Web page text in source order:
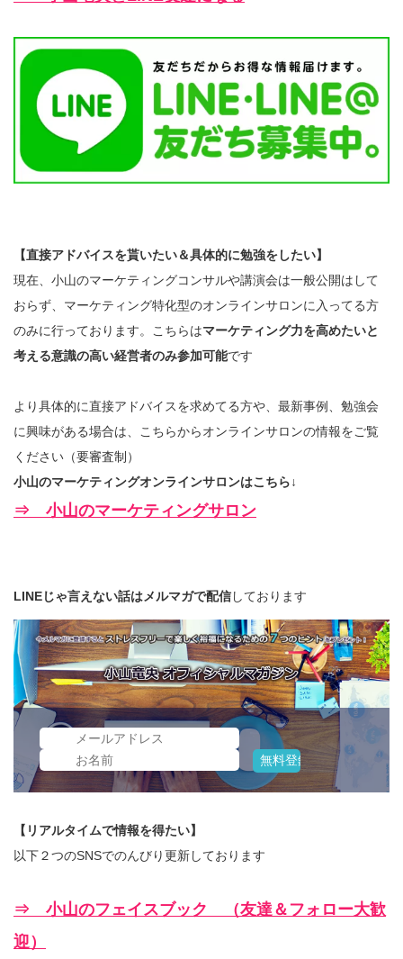
【直接アドバイスを貰いたい＆具体的に勉強をしたい】
現在、小山のマーケティングコンサルや講演会は一般公開はして
おらず、マーケティング特化型のオンラインサロンに入ってる方
のみに行っております。こちらはマーケティング力を高めたいと
考える意識の高い経営者のみ参加可能です
より具体的に直接アドバイスを求めてる方や、最新事例、勉強会
に興味がある場合は、こちらからオンラインサロンの情報をご覧
ください（要審査制）
小山のマーケティングオンラインサロンはこちら↓
⇒ 小山のマーケティングサロン
LINEじゃ言えない話はメルマガで配信しております
【リアルタイムで情報を得たい】
以下２つのSNSでのんびり更新しております
⇒ 小山のフェイスブック （友達＆フォロー大歓
迎）